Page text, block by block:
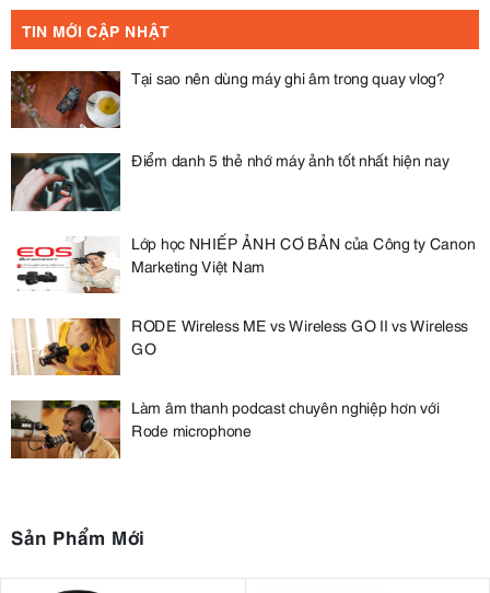
TIN MỚI CẬP NHẬT
Tại sao nên dùng máy ghi âm trong quay vlog?
Điểm danh 5 thẻ nhớ máy ảnh tốt nhất hiện nay
Lớp học NHIẾP ẢNH CƠ BẢN của Công ty Canon
Marketing Việt Nam
RODE Wireless ME vs Wireless GO II vs Wireless
GO
Làm âm thanh podcast chuyên nghiệp hơn với
Rode microphone
Sản Phẩm Mới